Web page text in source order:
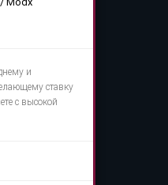
и
ставку
с высокой